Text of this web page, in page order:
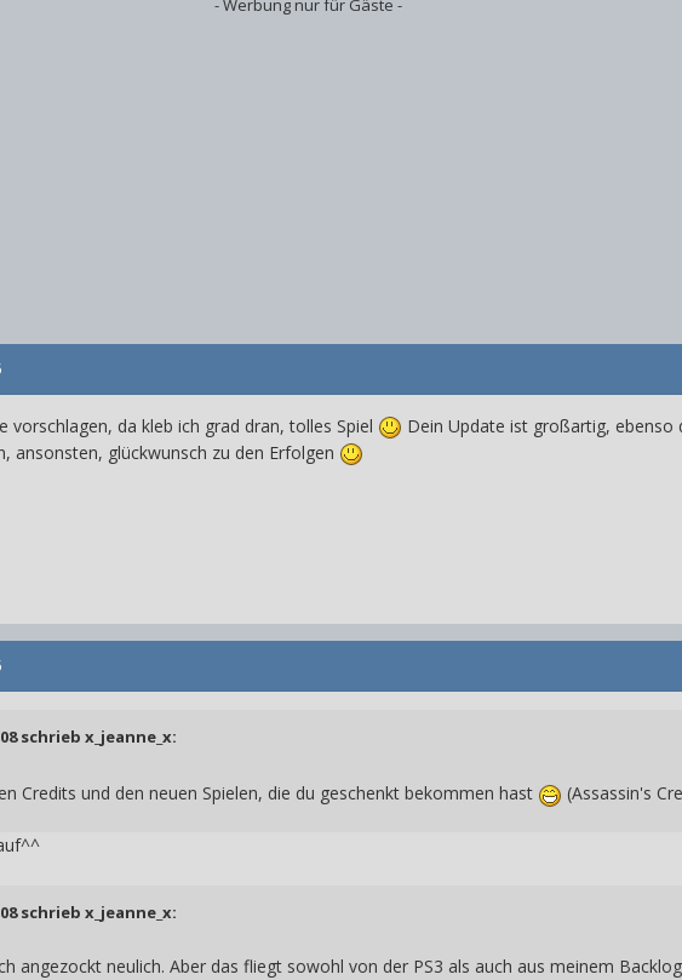
- Werbung nur für Gäste -
vorschlagen, da kleb ich grad dran, tolles Spiel
Dein Update ist großartig, ebenso
ansonsten, glückwunsch zu den Erfolgen
schrieb x_jeanne_x:
Credits und den neuen Spielen, die du geschenkt bekommen hast (Assassin's
schrieb x_jeanne_x:
angezockt neulich. Aber das fliegt sowohl von der PS3 als auch aus meinem